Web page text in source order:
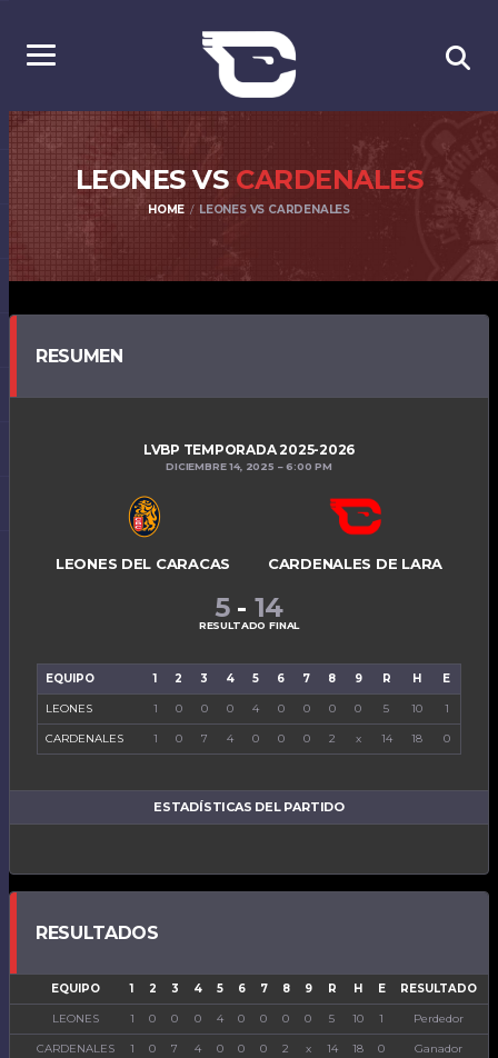
LEONES VS CARDENALES
HOME LEONES VS CARDENALES
RESUMEN
LVBP TEMPORADA 2025-2026
DICIEMBRE 14, 2025 6:00 PM
LEONES DEL CARACAS CARDENALES DE LARA
5 - 14
RESULTADO FINAL
EQUIPO 1 2 3 4 5 6 7 8 9 R H E
LEONES 1 0 0 0 4 0 0 0 0 5 10 1
CARDENALES 1 0 7 4 0 0 0 2 x 14 18 0
ESTADÍSTICAS DEL PARTIDO
RESULTADOS
EQUIPO 1 2 3 4 5 6 7 8 9 R H E RESULTADO
LEONES 1 0 0 0 4 0 0 0 0 5 10 1 Perdedor
CARDENALES 1 0 7 4 0 0 0 2 x 14 18 0 Ganador